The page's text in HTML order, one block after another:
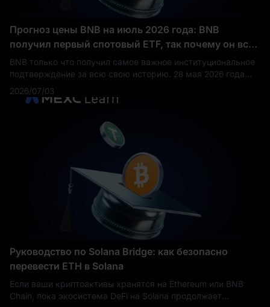
Прогноз цены BNB на июль 2026 года: BNB
получил первый спотовый ETF, так почему он всё
ещё ниже почти на 60%?
BNB только что получил самое важное институциональное
подтверждение за всю свою историю. 28 мая 2026 года
VanEck запустила первый в США спотовый ETF на базе
токена, открыв доступ традиционным инвестор
2026/07/03
Руководство по Solana Bridge: как безопасно
перевести ETH в Solana
Если ваши криптоактивы хранятся на Ethereum или BNB
Chain, пока экосистема DeFi на Solana продолжает